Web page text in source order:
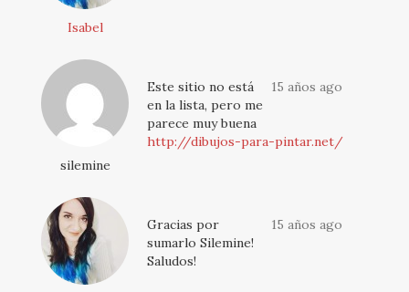
Isabel
silemine
15 años ago
Este sitio no está
en la lista, pero me
parece muy buena
http://dibujos-para-pintar.net/
15 años ago
Gracias por
sumarlo Silemine!
Saludos!